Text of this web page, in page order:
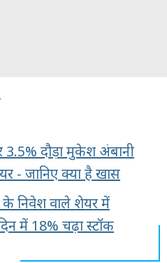
दौड़ा मुकेश अंबानी
- जानिए क्या है खास
निवेश वाले शेयर में
में 18% चढ़ा स्टॉक